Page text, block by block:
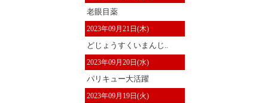
老眼目薬
2023年09月21日(木)
どじょうすくいまんじ..
2023年09月20日(水)
パリキュー大活躍
2023年09月19日(火)